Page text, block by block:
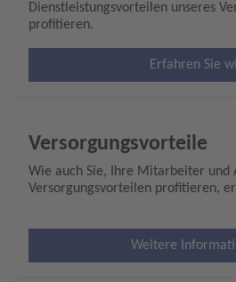
Dienstleistungsvorteilen unseres
profitieren.
Erfahren Sie
Versorgungsvorteile
Wie auch Sie, Ihre Mitarbeiter und
Versorgungsvorteilen profitieren,
Weitere